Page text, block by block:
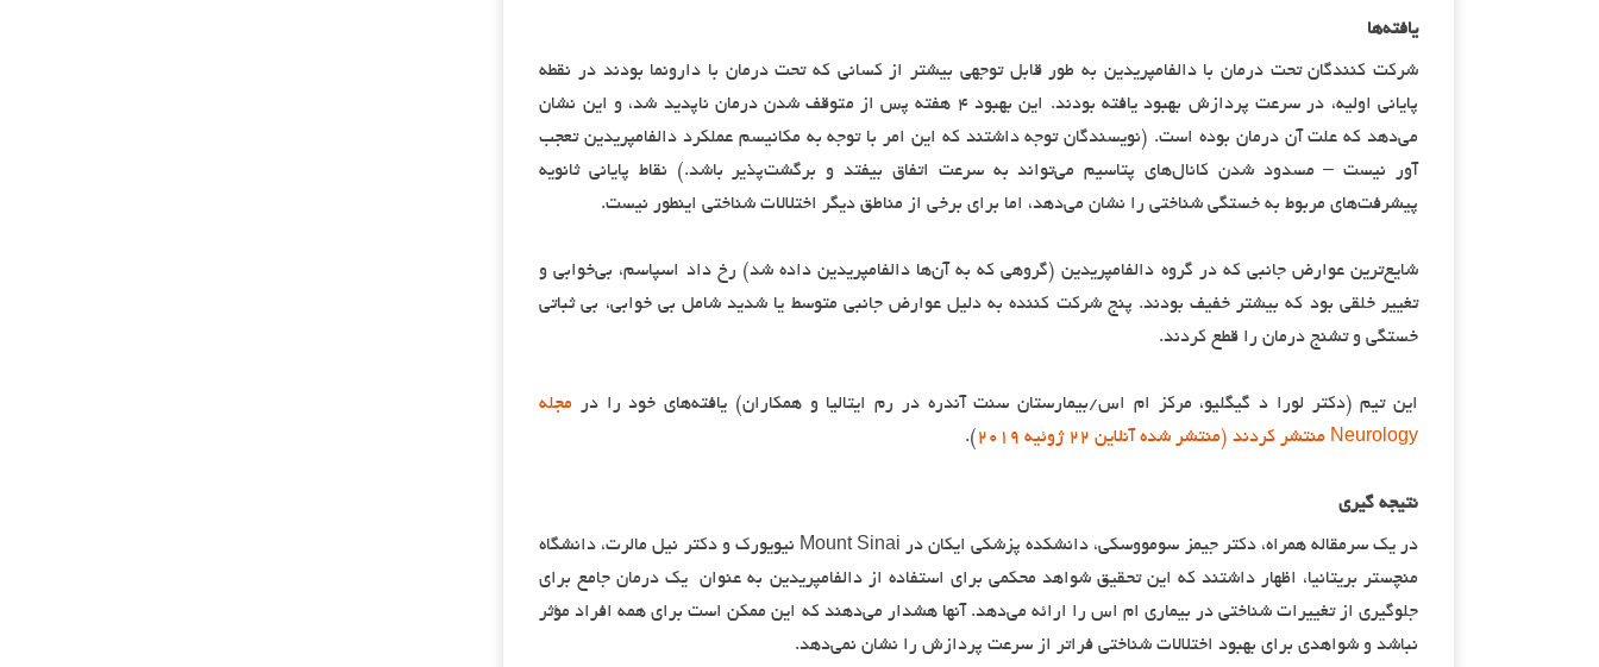
یافته‌ها
شرکت کنندگان تحت درمان با دالفامپریدین به طور قابل توجهی بیشتر از کسانی که تحت درمان با دارونما بودند در نقطه
پایانی اولیه، در سرعت پردازش بهبود یافته بودند. این بهبود ۴ هفته پس از متوقف شدن درمان ناپدید شد، و این نشان
می‌دهد که علت آن درمان بوده است. (نویسندگان توجه داشتند که این امر با توجه به مکانیسم عملکرد دالفامپریدین تعجب
آور نیست – مسدود شدن کانال‌های پتاسیم می‌تواند به سرعت اتفاق بیفتد و برگشت‌پذیر باشد.) نقاط پایانی ثانویه
پیشرفت‌های مربوط به خستگی شناختی را نشان می‌دهد، اما برای برخی از مناطق دیگر اختلالات شناختی اینطور نیست.
شایع‌ترین عوارض جانبی که در گروه دالفامپریدین (گروهی که به آن‌ها دالفامپریدین داده شد) رخ داد اسپاسم، بی‌خوابی و
تغییر خلقی بود که بیشتر خفیف بودند. پنج شرکت کننده به دلیل عوارض جانبی متوسط ​​یا شدید شامل بی خوابی، بی ثباتی
خستگی و تشنج درمان را قطع کردند.
این تیم (دکتر لورا د گیگلیو، مرکز ام اس/بیمارستان سنت آندره در رم ایتالیا و همکاران) یافته‌های خود را در مجله
Neurology منتشر کردند (منتشر شده آنلاین ۲۲ ژوئیه ۲۰۱۹
).
نتیجه گیری
در یک سرمقاله همراه، دکتر جیمز سومووسکی، دانشکده پزشکی ایکان در Mount Sinai نیویورک و دکتر نیل مالرت، دانشگاه
منچستر بریتانیا، اظهار داشتند که این تحقیق شواهد محکمی برای استفاده از دالفامپریدین به عنوان یک درمان جامع برای
جلوگیری از تغییرات شناختی در بیماری ام اس را ارائه می‌دهد. آنها هشدار می‌دهند که این ممکن است برای همه افراد مؤثر
نباشد و شواهدی برای بهبود اختلالات شناختی فراتر از سرعت پردازش را نشان نمی‌دهد.